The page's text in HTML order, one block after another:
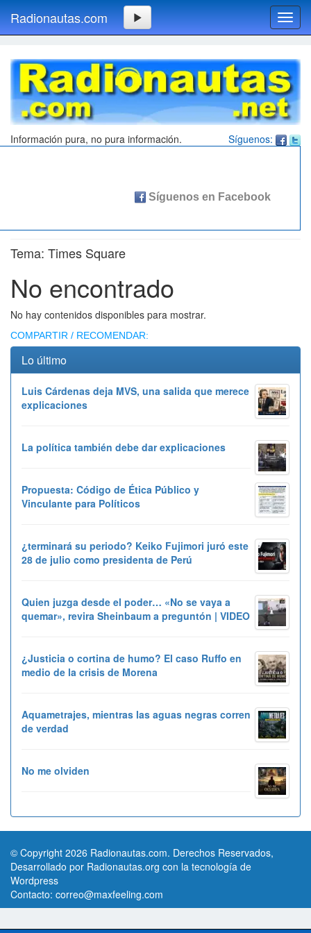
Radionautas.com
Síguenos:
Información pura, no pura información.
Tema: Times Square
No encontrado
No hay contenidos disponibles para mostrar.
COMPARTIR / RECOMENDAR:
Lo último
Luis Cárdenas deja MVS, una salida que merece
explicaciones
La política también debe dar explicaciones
Propuesta: Código de Ética Público y
Vinculante para Políticos
¿terminará su periodo? Keiko Fujimori juró este
28 de julio como presidenta de Perú
Quien juzga desde el poder… «No se vaya a
quemar», revira Sheinbaum a preguntón | VIDEO
¿Justicia o cortina de humo? El caso Ruffo en
medio de la crisis de Morena
Aquametrajes, mientras las aguas negras corren
de verdad
No me olviden
© Copyright 2026 Radionautas.com. Derechos Reservados,
Desarrollado por Radionautas.org con la tecnología de
Wordpress
Contacto: correo@maxfeeling.com